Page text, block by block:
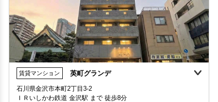
家賃1ヶ月無料 敷金・礼金ゼロ 360°案内 動画案内
部屋号数 301号室 申込済
家賃 40,000円・共益費 3,500円
階数 3階
間取り 1LDK・専有面積 48.12㎡
保証人不要・代行 インターネット無料
360°案内
部屋号数 102号室
家賃 48,000円・共益費 3,000円
階数 1階
間取り 2LDK・専有面積 50.5㎡
インターネット無料 リノベーション リフォーム
賃貸マンション 英町グランデ
石川県金沢市本町2丁目3-2
ＩＲいしかわ鉄道 金沢駅 まで 徒歩8分
2003年03月築
鉄骨造
6階建
間取り：1K 〜 1K
家賃：60,000円 〜 75,000円
インターネット無
料
リノベーション部屋
有